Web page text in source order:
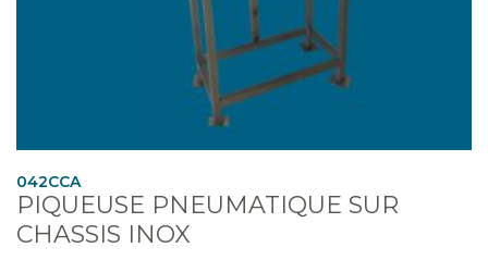
042CCA
PIQUEUSE PNEUMATIQUE SUR
CHASSIS INOX